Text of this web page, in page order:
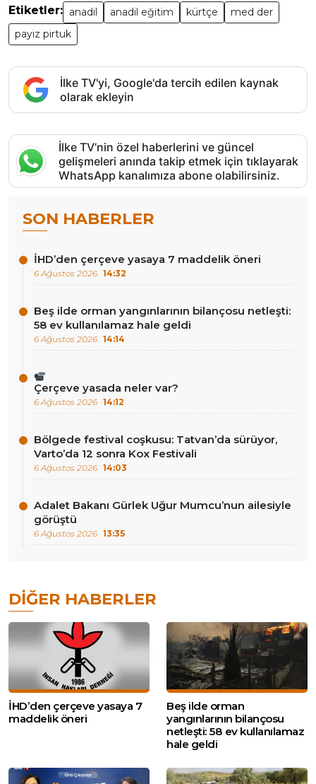
Etiketler: anadil anadil eğitim kürtçe
med der
payiz pirtuk
İlke TV'yi, Google'da tercih edilen kaynak
olarak ekleyin
İlke TV’nin özel haberlerini ve güncel
gelişmeleri anında takip etmek için tıklayarak
WhatsApp kanalımıza abone olabilirsiniz.
SON HABERLER
İHD’den çerçeve yasaya 7 maddelik öneri
6 Ağustos 2026 14:32
Beş ilde orman yangınlarının bilançosu netleşti:
58 ev kullanılamaz hale geldi
6 Ağustos 2026 14:14
Çerçeve yasada neler var?
6 Ağustos 2026 14:12
Bölgede festival coşkusu: Tatvan’da sürüyor,
Varto’da 12 sonra Kox Festivali
6 Ağustos 2026 14:03
Adalet Bakanı Gürlek Uğur Mumcu’nun ailesiyle
görüştü
6 Ağustos 2026 13:35
DIĞER HABERLER
İHD’den çerçeve yasaya 7
maddelik öneri
Beş ilde orman
yangınlarının bilançosu
netleşti: 58 ev kullanılamaz
hale geldi